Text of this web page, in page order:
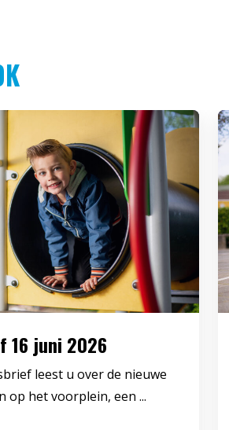
16 juni 2026
leest u over de nieuwe
op het voorplein, een ...